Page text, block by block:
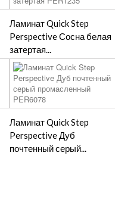
Ламинат Quick Step
Perspective Сосна белая
затертая...
Ламинат Quick Step
Perspective Дуб
почтенный серый...